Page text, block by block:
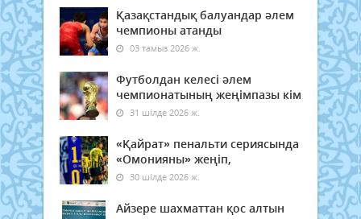
Қазақстандық балуандар әлем
чемпионы атанды
03 тамыз 2026 ж.
Футболдан келесі әлем
чемпионатының жеңімпазы кім
31 шілде 2026 ж.
«Қайрат» пенальти сериясында
«Омонияны» жеңіп,
30 шілде 2026 ж.
Айзере шахматтан қос алтын